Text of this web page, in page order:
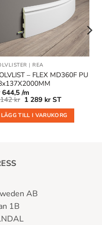
i
önskelistan
| REA
– FLEX MD360F PU
644,5 /m
kr Det
priset
var:
2
1 289 krDet
priset
är:
1
ST
LÄGG TILL I VARUKORG
AB
1B